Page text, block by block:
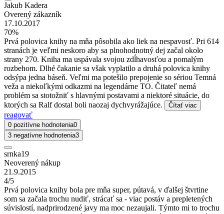
Jakub Kadera
Overený zákazník
17.10.2017
70%
Prvá polovica knihy na mňa pôsobila ako liek na nespavosť. Pri 614
stranách je veľmi neskoro aby sa plnohodnotný dej začal okolo
strany 270. Kniha ma uspávala svojou zdĺhavosťou a pomalým
rozbehom. Dlhé čakanie sa však vyplatilo a druhá polovica knihy
odsýpa jedna báseň. Veľmi ma potešilo prepojenie so sériou Temná
veža a niekoľkými odkazmi na legendárne TO. Čitateľ nemá
problém sa stotožniť s hlavnými postavami a niektoré situácie, do
ktorých sa Ralf dostal boli naozaj dychvyrážajúce.
Čítať viac
reagovať
0 pozitívne hodnotenia0
3 negatívne hodnotenia3
srnka19
Neoverený nákup
21.9.2015
4/5
Prvá polovica knihy bola pre mňa super, pútavá, v ďalšej štvrtine
som sa začala trochu nudiť, strácať sa - viac postáv a prepletených
súvislostí, nadprirodzené javy ma moc nezaujali. Týmto mi to trochu